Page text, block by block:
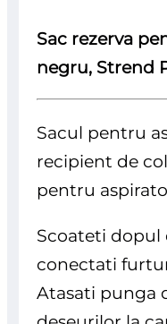
Sac rezerva
negru, Strend
Sacul pentru
recipient de
pentru
Scoateti dopul
conectati
Atasati punga